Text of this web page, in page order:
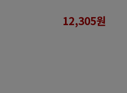
12,305원